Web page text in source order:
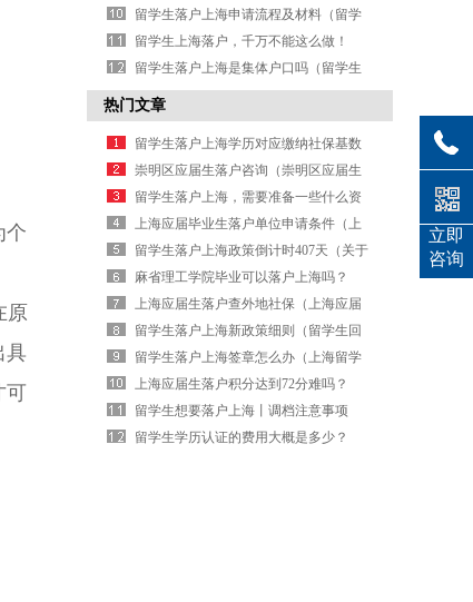
个
原
具
可
程（上海留学生落户 预受理）
留学生落户上海申请流程及材料（留学
生落户上海流程需要的多长时间）
留学生上海落户，千万不能这么做！
（留学生落户 上海）
留学生落户上海是集体户口吗（留学生
落户上海是永久的吗）
热门文章
留学生落户上海学历对应缴纳社保基数
一览（上海留学生落户 社保缴费基数）
崇明区应届生落户咨询（崇明区应届生
落户咨询电话）
留学生落户上海，需要准备一些什么资
料？（留学生落户上海手续）
上海应届毕业生落户单位申请条件（上
海 应届毕业生落户）
留学生落户上海政策倒计时407天（关于
留学生落户上海最新政策）
麻省理工学院毕业可以落户上海吗？
（麻省理工学院毕业回国找工作）
上海应届生落户查外地社保（上海应届
生落户查外地社保记录吗）
留学生落户上海新政策细则（留学生回
国落户上海新政策）
留学生落户上海签章怎么办（上海留学
生落户协议）
上海应届生落户积分达到72分难吗？
（上海应届生积分落户多久结果下来）
留学生想要落户上海丨调档注意事项
（留学生落户上海调档怎么操作）
留学生学历认证的费用大概是多少？
立即
咨询